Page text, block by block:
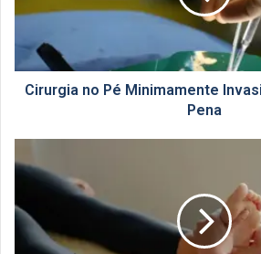
Quando
Pena
Cirurgia no Pé Minimamente
Pena
Na
Planta
Do
Pé:
Causas